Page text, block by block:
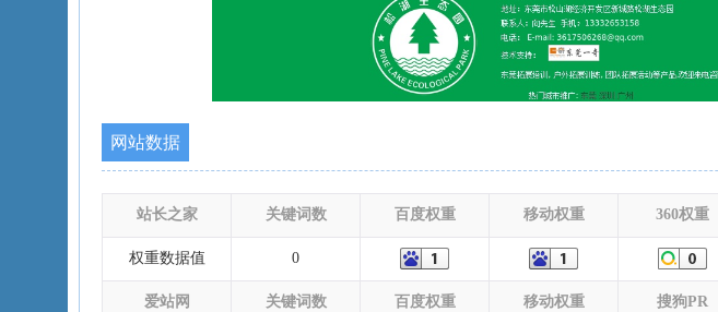
网站数据
站长之家 关键词数 百度权重 移动权重 360权重
权重数据值 0
爱站网 关键词数 百度权重 移动权重 搜狗PR